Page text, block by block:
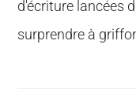
d'écriture lancées
surprendre à